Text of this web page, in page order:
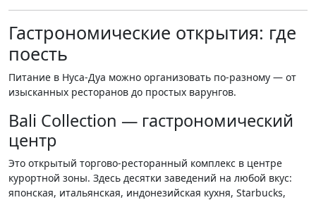
Гастрономические открытия: где
поесть
Питание в Нуса-Дуа можно организовать по-разному — от
изысканных ресторанов до простых варунгов.
Bali Collection — гастрономический
центр
Это открытый торгово-ресторанный комплекс в центре
курортной зоны. Здесь десятки заведений на любой вкус:
японская, итальянская, индонезийская кухня, Starbucks,